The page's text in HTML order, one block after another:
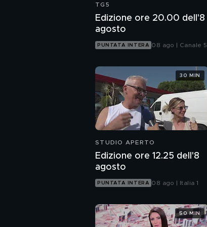
TG5
Edizione ore 20.00 dell'8
agosto
PUNTATA INTERA 08 ago | Canale 5
STUDIO APERTO
Edizione ore 12.25 dell'8
agosto
PUNTATA INTERA 08 ago | Italia 1
30 MIN
50 MIN